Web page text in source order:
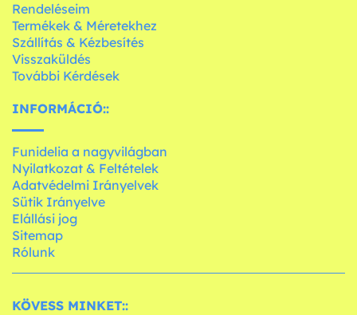
Rendeléseim
Termékek & Méretekhez
Szállítás & Kézbesítés
Visszaküldés
További Kérdések
INFORMÁCIÓ::
Funidelia a nagyvilágban
Nyilatkozat & Feltételek
Adatvédelmi Irányelvek
Sütik Irányelve
Elállási jog
Sitemap
Rólunk
KÖVESS MINKET::